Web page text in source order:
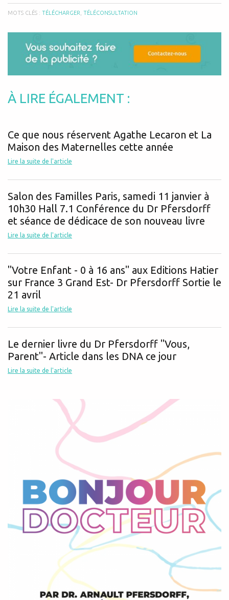
MOTS CLÉS : TÉLÉCHARGER TÉLÉCONSULTATION
À LIRE ÉGALEMENT :
Ce que nous réservent Agathe Lecaron et La
Maison des Maternelles cette année
Lire la suite de l'article
Salon des Familles Paris, samedi 11 janvier à
10h30 Hall 7.1 Conférence du Dr Pfersdorff
et séance de dédicace de son nouveau livre
Lire la suite de l'article
"Votre Enfant - 0 à 16 ans" aux Editions Hatier
sur France 3 Grand Est- Dr Pfersdorff Sortie le
21 avril
Lire la suite de l'article
Le dernier livre du Dr Pfersdorff "Vous,
Parent"- Article dans les DNA ce jour
Lire la suite de l'article